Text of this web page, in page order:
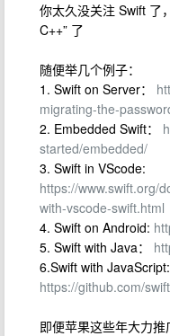
你太久没关注 Swift 了
C++” 了
随便举几个例子：
1. Swift on Server：
migrating-the-
2. Embedded Swift：
started/embedded/
3. Swift in VScode:
https://www.swift.org/
with-vscode-swift.html
4. Swift on Android:
5. Swift with Java：
6.Swift with JavaScript:
https://github.com/
即便苹果这些年大力